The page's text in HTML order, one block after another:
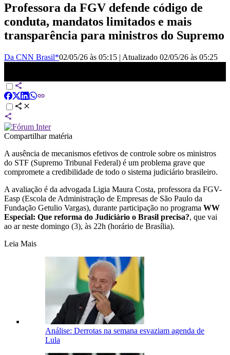
Professora da FGV defende código de
conduta, mandatos limitados e mais
transparência para ministros do Supremo
Da CNN Brasil*02/05/26 às 05:15 | Atualizado 02/05/26 às 05:25
Compartilhar matéria
A ausência de mecanismos efetivos de controle sobre os ministros
do STF (Supremo Tribunal Federal) é um problema grave que
compromete a credibilidade de todo o sistema judiciário brasileiro.
A avaliação é da advogada Ligia Maura Costa, professora da FGV-
Easp (Escola de Administração de Empresas de São Paulo da
Fundação Getulio Vargas), durante participação no programa WW
Especial: Que reforma do Judiciário o Brasil precisa?, que vai
ao ar neste domingo (3), às 22h (horário de Brasília).
Leia Mais
Análise: Derrotas na semana esvaziam agenda de
Lula